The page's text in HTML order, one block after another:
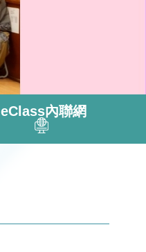
eClass內聯網